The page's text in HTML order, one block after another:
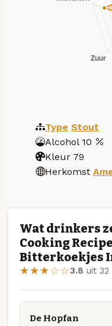
Type Stout
Alcohol 10
Kleur 79
Herkomst
Wat drinkers
Cooking
Bitterkoekjes
★★★☆☆3.8 uit 32
De Hopfan